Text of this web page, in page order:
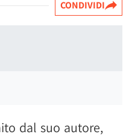
CONDIVIDI
dal suo autore,